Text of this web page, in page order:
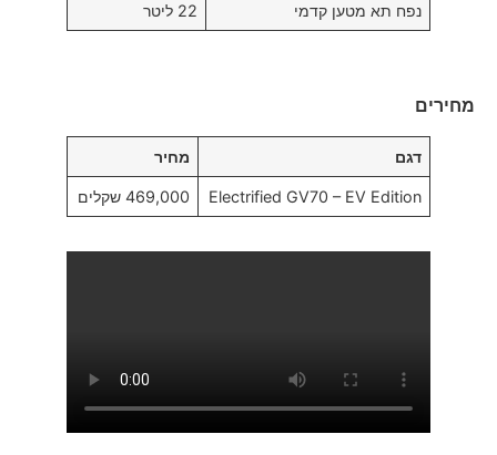
נפח תא מטען קדמי 22 ליטר
מחירים
דגם מחיר
Electrified GV70 – EV Edition 469,000 שקלים